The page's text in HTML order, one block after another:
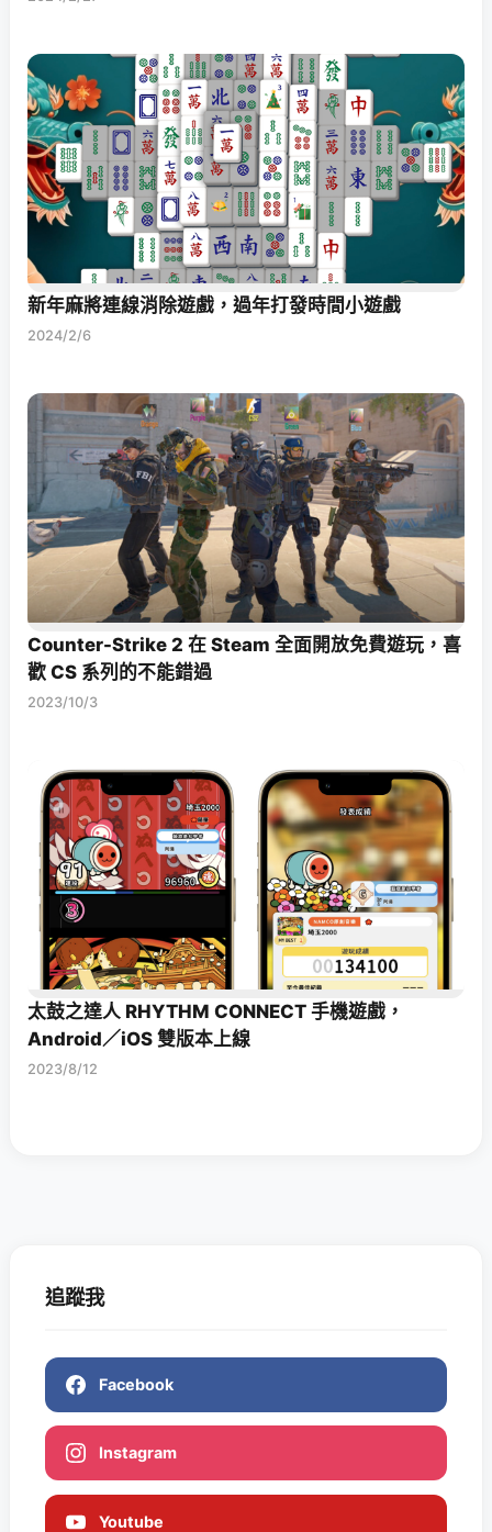
新年麻將連線消除遊戲，過年打發時間小遊戲
2024/2/6
Counter-Strike 2 在 Steam 全面開放免費遊玩，喜
歡 CS 系列的不能錯過
2023/10/3
太鼓之達人 RHYTHM CONNECT 手機遊戲，
Android／iOS 雙版本上線
2023/8/12
追蹤我
Facebook
Instagram
Youtube